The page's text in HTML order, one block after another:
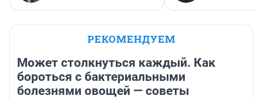
РЕКОМЕНДУЕМ
Может столкнуться каждый. Как
бороться с бактериальными
болезнями овощей — советы